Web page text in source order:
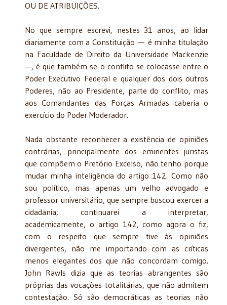
OU DE ATRIBUIÇÕES.
No que sempre escrevi, nestes 31 anos, ao lidar
diariamente com a Constituição — é minha titulação
na Faculdade de Direito da Universidade Mackenzie
—, é que também se o conflito se colocasse entre o
Poder Executivo Federal e qualquer dos dois outros
Poderes, não ao Presidente, parte do conflito, mas
aos Comandantes das Forças Armadas caberia o
exercício do Poder Moderador.
Nada obstante reconhecer a existência de opiniões
contrárias, principalmente dos eminentes juristas
que compõem o Pretório Excelso, não tenho porque
mudar minha inteligência do artigo 142. Como não
sou político, mas apenas um velho advogado e
professor universitário, que sempre buscou exercer a
cidadania, continuarei a interpretar,
academicamente, o artigo 142, como agora o fiz,
com o respeito que sempre tive às opiniões
divergentes, não me importando com as críticas
menos elegantes dos que não concordam comigo.
John Rawls dizia que as teorias abrangentes são
próprias das vocações totalitárias, que não admitem
contestação. Só são democráticas as teorias não